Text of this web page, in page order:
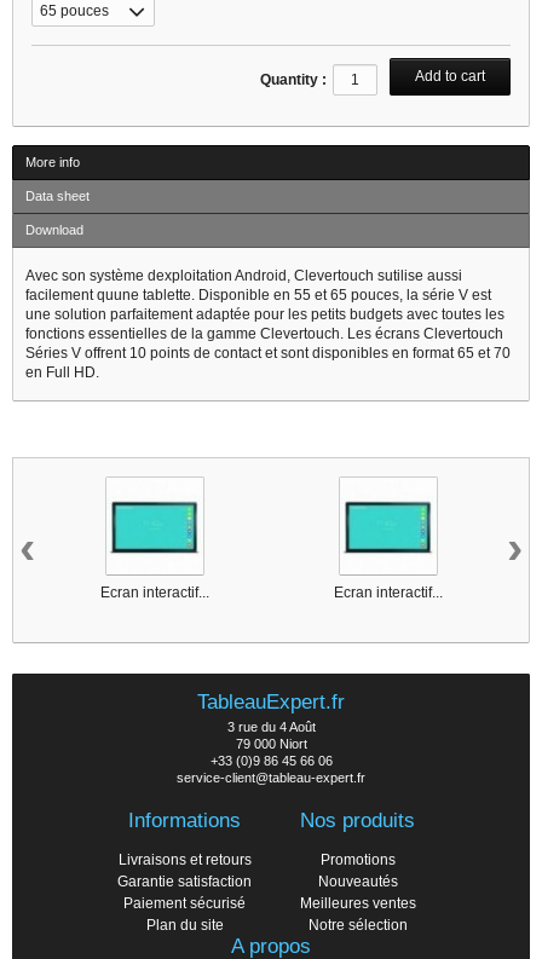
65 pouces
Quantity :
More info
Data sheet
Download
Avec son système dexploitation Android, Clevertouch sutilise aussi
facilement quune tablette. Disponible en 55 et 65 pouces, la série V est
une solution parfaitement adaptée pour les petits budgets avec toutes les
fonctions essentielles de la gamme Clevertouch. Les écrans Clevertouch
Séries V offrent 10 points de contact et sont disponibles en format 65 et 70
en Full HD.
Ecran interactif... Ecran interactif...
‹ ›
TableauExpert.fr
3 rue du 4 Août
79 000 Niort
+33 (0)9 86 45 66 06
service-client@tableau-expert.fr
Informations
Livraisons et retours
Garantie satisfaction
Paiement sécurisé
Plan du site
Nos produits
Promotions
Nouveautés
Meilleures ventes
Notre sélection
A propos